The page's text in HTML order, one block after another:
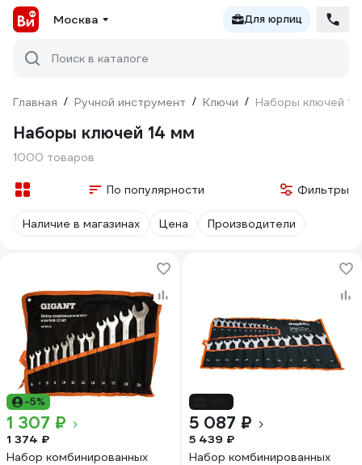
Москва Для юрлиц
Поиск в каталоге
Главная / Ручной инструмент / Ключи / Наборы ключей
Наборы ключей 14 мм
1000 товаров
По популярности Фильтры
Наличие в магазинах Цена Производители
-5%
1 307 ₽
1 374 ₽
Набор комбинированных
5 087 ₽
5 439 ₽
Набор комбинированных